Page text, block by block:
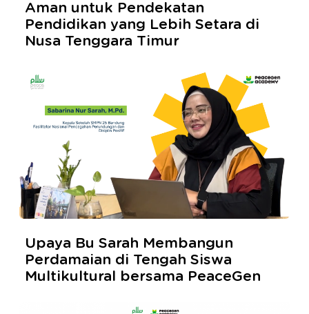
Aman untuk Pendekatan
Pendidikan yang Lebih Setara di
Nusa Tenggara Timur
Upaya Bu Sarah Membangun
Perdamaian di Tengah Siswa
Multikultural bersama PeaceGen